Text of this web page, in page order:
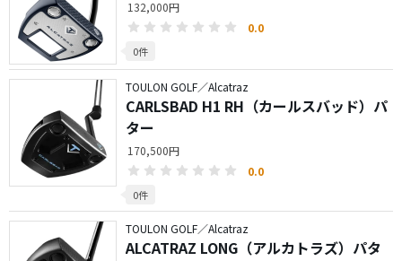
132,000円
0.0
0件
TOULON GOLF／Alcatraz
CARLSBAD H1 RH（カールスバッド）パ
ター
170,500円
0.0
0件
TOULON GOLF／Alcatraz
ALCATRAZ LONG（アルカトラズ）パタ